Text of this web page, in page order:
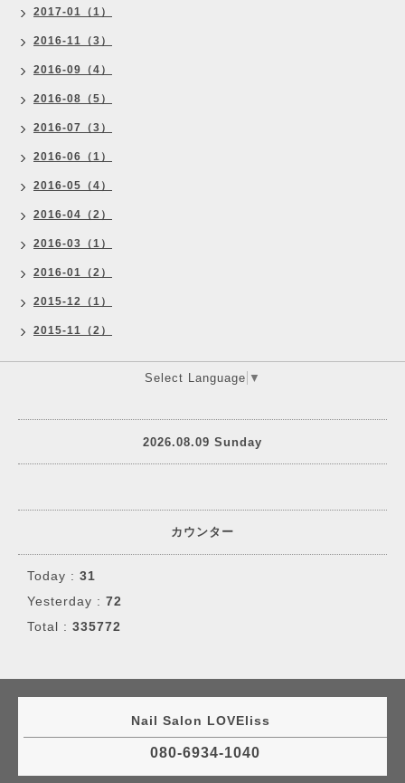
2017-01（1）
2016-11（3）
2016-09（4）
2016-08（5）
2016-07（3）
2016-06（1）
2016-05（4）
2016-04（2）
2016-03（1）
2016-01（2）
2015-12（1）
2015-11（2）
Select Language ▼
2026.08.09 Sunday
カウンター
Today : 31
Yesterday : 72
Total : 335772
Nail Salon LOVEliss
080-6934-1040